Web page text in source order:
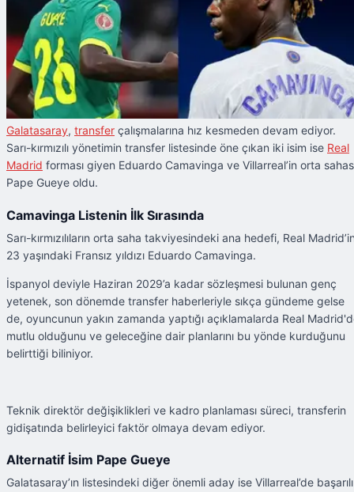
Galatasaray, transfer çalışmalarına hız kesmeden devam ediyor.
Sarı-kırmızılı yönetimin transfer listesinde öne çıkan iki isim ise Real
Madrid forması giyen Eduardo Camavinga ve Villarreal’in orta
Pape Gueye oldu.
Camavinga Listenin İlk Sırasında
Sarı-kırmızılıların orta saha takviyesindeki ana hedefi, Real
23 yaşındaki Fransız yıldızı Eduardo Camavinga.
İspanyol deviyle Haziran 2029’a kadar sözleşmesi bulunan genç
yetenek, son dönemde transfer haberleriyle sıkça gündeme gelse
de, oyuncunun yakın zamanda yaptığı açıklamalarda Real
mutlu olduğunu ve geleceğine dair planlarını bu yönde kurduğunu
belirttiği biliniyor.
Teknik direktör değişiklikleri ve kadro planlaması süreci, transferin
gidişatında belirleyici faktör olmaya devam ediyor.
Alternatif İsim Pape Gueye
Galatasaray’ın listesindeki diğer önemli aday ise Villarreal’de başarılı